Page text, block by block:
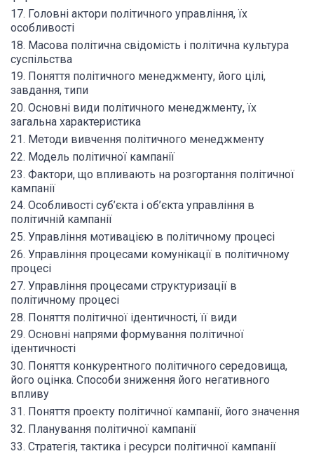
17. Головні актори політичного управління, їх
особливості
18. Масова політична свідомість і політична культура
суспільства
19. Поняття політичного менеджменту, його цілі,
завдання, типи
20. Основні види політичного менеджменту, їх
загальна характеристика
21. Методи вивчення політичного менеджменту
22. Модель політичної кампанії
23. Фактори, що впливають на розгортання політичної
кампанії
24. Особливості суб’єкта і об’єкта управління в
політичній кампанії
25. Управління мотивацією в політичному процесі
26. Управління процесами комунікації в політичному
процесі
27. Управління процесами структуризації в
політичному процесі
28. Поняття політичної ідентичності, її види
29. Основні напрями формування політичної
ідентичності
30. Поняття конкурентного політичного середовища,
його оцінка. Способи зниження його негативного
впливу
31. Поняття проекту політичної кампанії, його значення
32. Планування політичної кампанії
33. Стратегія, тактика і ресурси політичної кампанії